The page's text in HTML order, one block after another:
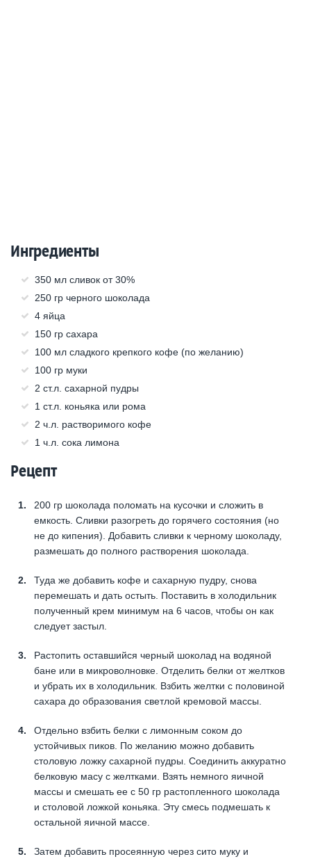
Ингредиенты
350 мл сливок от 30%
250 гр черного шоколада
4 яйца
150 гр сахара
100 мл сладкого крепкого кофе (по желанию)
100 гр муки
2 ст.л. сахарной пудры
1 ст.л. коньяка или рома
2 ч.л. растворимого кофе
1 ч.л. сока лимона
Рецепт
200 гр шоколада поломать на кусочки и сложить в
емкость. Сливки разогреть до горячего состояния (но
не до кипения). Добавить сливки к черному шоколаду,
размешать до полного растворения шоколада.
Туда же добавить кофе и сахарную пудру, снова
перемешать и дать остыть. Поставить в холодильник
полученный крем минимум на 6 часов, чтобы он как
следует застыл.
Растопить оставшийся черный шоколад на водяной
бане или в микроволновке. Отделить белки от желтков
и убрать их в холодильник. Взбить желтки с половиной
сахара до образования светлой кремовой массы.
Отдельно взбить белки с лимонным соком до
устойчивых пиков. По желанию можно добавить
столовую ложку сахарной пудры. Соединить аккуратно
белковую масу с желтками. Взять немного яичной
массы и смешать ее с 50 гр растопленного шоколада
и столовой ложкой коньяка. Эту смесь подмешать к
остальной яичной массе.
Затем добавить просеянную через сито муку и